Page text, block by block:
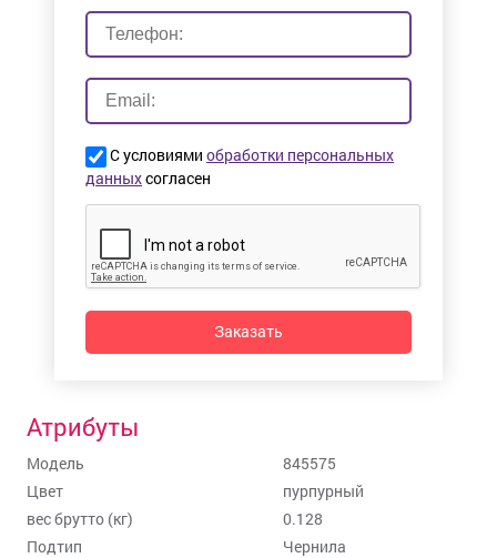
С условиями обработки персональных
данныхсогласен
Заказать
Атрибуты
Модель
845575
Цвет
пурпурный
вес брутто (кг)
0.128
Подтип
Чернила